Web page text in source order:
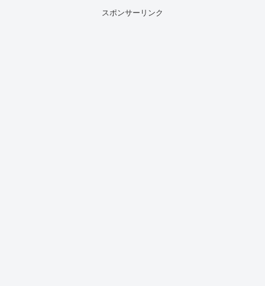
東京15期生と聞い...
スポンサーリンク